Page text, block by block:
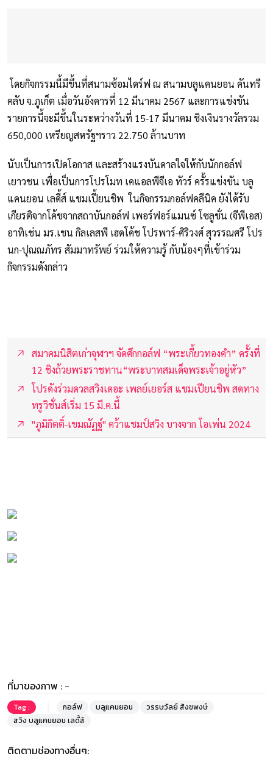
โดยกิจกรรมนี้มีขึ้นที่สนามซ้อมไดร์ฟ ณ สนามบลูแคนยอน คันทรี
คลับ จ.ภูเก็ต เมื่อวันอังคารที่ 12 มีนาคม 2567 และการแข่งขัน
รายการนี้จะมีขึ้นในระหว่างวันที่ 15-17 มีนาคม ชิงเงินรางวัลรวม
650,000 เหรียญสหรัฐฯราว 22.750 ล้านบาท
นับเป็นการเปิดโอกาส และสร้างแรงบันดาลใจให้กับนักกอล์ฟ
เยาวชน เพื่อเป็นการโปรโมท เคแอลพีจีเอ ทัวร์ ครั้รแข่งขัน บลู
แคนยอน เลดี้ส์ แชมเปี้ยนชิพ ในกิจกรรมกอล์ฟคลีนิค ยังได้รับ
เกียรติจากโค้ชจากสถาบันกอล์ฟ เพอร์ฟอร์แมนซ์ โซลูชั่น (จีพีเอส)
อาทิเช่น มร.เชน กิลเลสพี เฮดโค้ช โปรพาร์-ศิริวงศ์ สุวรรณศรี โปร
นก-ปุณณภัทร สัมมาทรัพย์ ร่วมให้ความรู้ กับน้องๆที่เข้าร่วม
กิจกรรมดังกล่าว
สมาคมนิสิตเก่าจุฬาฯ จัดศึกกอล์ฟ “พระเกี้ยวทองคำ” ครั้งที่
12 ชิงถ้วยพระราชทาน“พระบาทสมเด็จพระเจ้าอยู่หัว”
โปรดังร่วมดวลสวิงเดอะ เพลย์เยอร์ส แชมเปียนชิพ สดทาง
ทรูวิชั่นส์เริ่ม 15 มี.ค.นี้
"ภูมิกิตติ์-เขมณัฏฐ์" คว้าแชมป์สวิง บางจาก โอเพ่น 2024
ที่มาของภาพ : -
Tag : กอล์ฟ บลูแคนยอน
วรรษวัลย์ สังขพงษ์
สวิง บลูแคนยอน เลดี้ส์
ติดตามช่องทางอื่นๆ: